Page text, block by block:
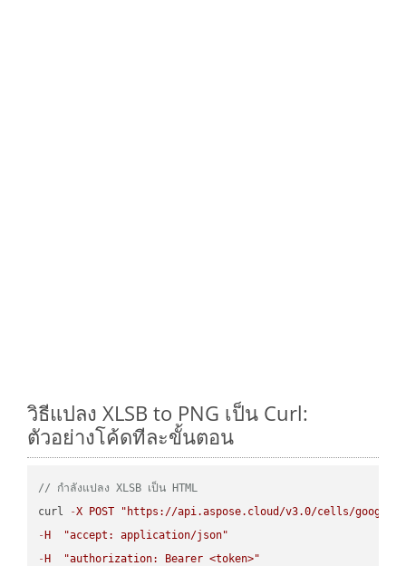
วิธีแปลง XLSB to PNG เป็น Curl:
ตัวอย่างโค้ดทีละขั้นตอน
// กำลังแปลง XLSB เป็น HTML
curl
-X POST
"https://api.aspose.cloud/v3.0/cells/
- H
"accept: application/json"
- H
"authorization: Bearer <token>"